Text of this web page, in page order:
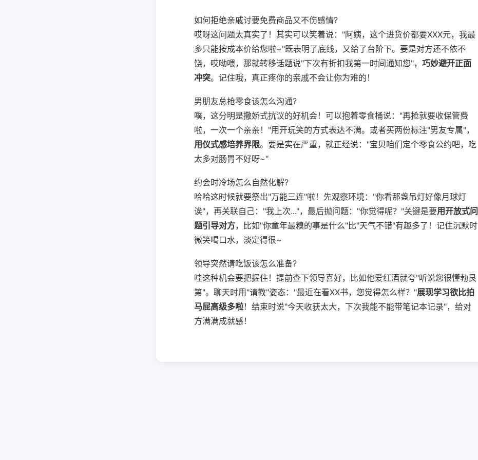
如何拒绝亲戚讨要免费商品又不伤感情?
哎呀这问题太真实了！其实可以笑着说："阿姨，这个进货价都要XXX元，我最
多只能按成本价给您啦~"既表明了底线，又给了台阶下。要是对方还不依不
饶，哎呦喂，那就转移话题说"下次有折扣我第一时间通知您"， 巧妙避开正面
冲突。记住哦，真正疼你的亲戚不会让你为难的！
男朋友总抢零食该怎么沟通?
噗，这分明是撒娇式抗议的好机会！可以抱着零食桶说："再抢就要收保管费
啦，一次一个亲亲！"用开玩笑的方式表达不满。或者买两份标注"男友专属"，
用仪式感培养界限。要是实在严重，就正经说："宝贝咱们定个零食公约吧，吃
太多对肠胃不好呀~"
约会时冷场怎么自然化解?
哈哈这时候就要祭出"万能三连"啦！先观察环境："你看那盏吊灯好像月球灯
诶"，再关联自己："我上次..."，最后抛问题："你觉得呢？"关键是要用开放式问
题引导对方，比如"你童年最糗的事是什么"比"天气不错"有趣多了！记住沉默时
微笑喝口水，淡定得很~
领导突然请吃饭该怎么准备?
哇这种机会要把握住！提前查下领导喜好，比如他爱红酒就夸"听说您很懂勃艮
第"。聊天时用"请教"姿态："最近在看XX书，您觉得怎么样？"展现学习欲比拍
马屁高级多啦！结束时说"今天收获太大，下次我能不能带笔记本记录"，给对
方满满成就感！